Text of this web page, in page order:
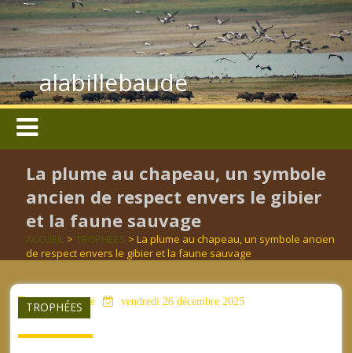
alabillebaude
La plume au chapeau, un symbole
ancien de respect envers le gibier
et la faune sauvage
ACCUEIL >TROPHÉES > La plume au chapeau, un symbole ancien
de respect envers le gibier et la faune sauvage
TROPHÉES
aucun mot clé vendredi 26 décembre 2025